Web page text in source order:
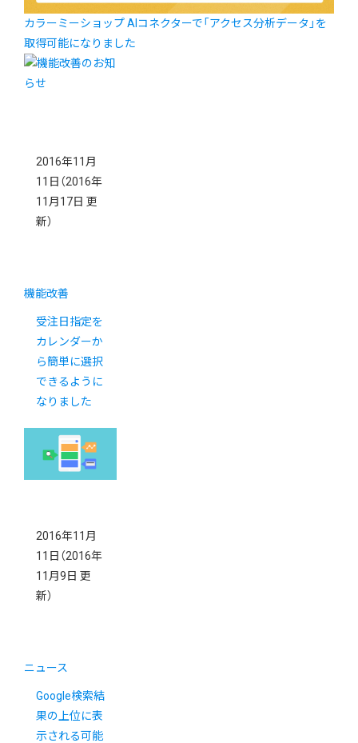
カラーミーショップ AIコネクターで「アクセス分析データ」を
取得可能になりました
2016年11月
11日 （2016年
11月17日 更
新）
機能改善
受注日指定を
カレンダーか
ら簡単に選択
できるように
なりました
2016年11月
11日 （2016年
11月9日 更
新）
ニュース
Google検索結
果の上位に表
示される可能